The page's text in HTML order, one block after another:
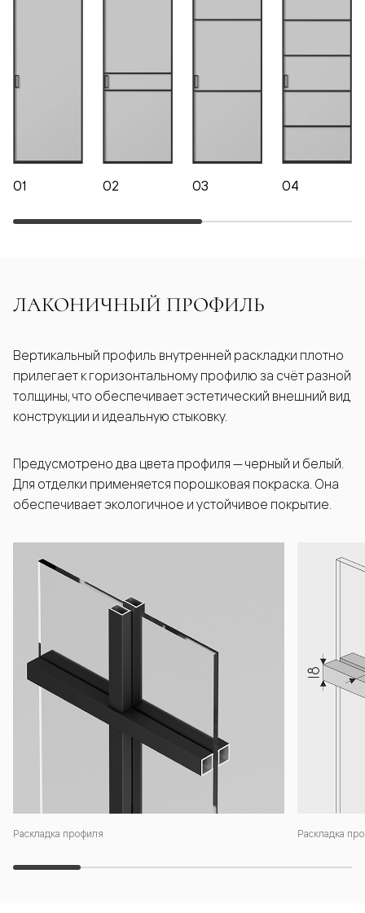
01 02 03 04
ЛАКОНИЧНЫЙ ПРОФИЛЬ
Раскладка профиля Раскладка
Вертикальный профиль внутренней раскладки плотно
прилегает к горизонтальному профилю за счёт разной
толщины, что обеспечивает эстетический внешний вид
конструкции и идеальную стыковку.
Предусмотрено два цвета профиля — черный и белый.
Для отделки применяется порошковая покраска. Она
обеспечивает экологичное и устойчивое покрытие.